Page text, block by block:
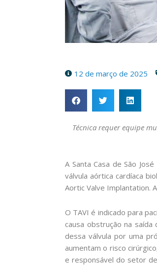
12 de março de 2025
Técnica requer equipe
A Santa Casa de São
válvula aórtica cardíaca
Aortic Valve Implantation.
O TAVI é indicado para
causa obstrução na saída
dessa válvula por uma
aumentam o risco
e responsável do setor de